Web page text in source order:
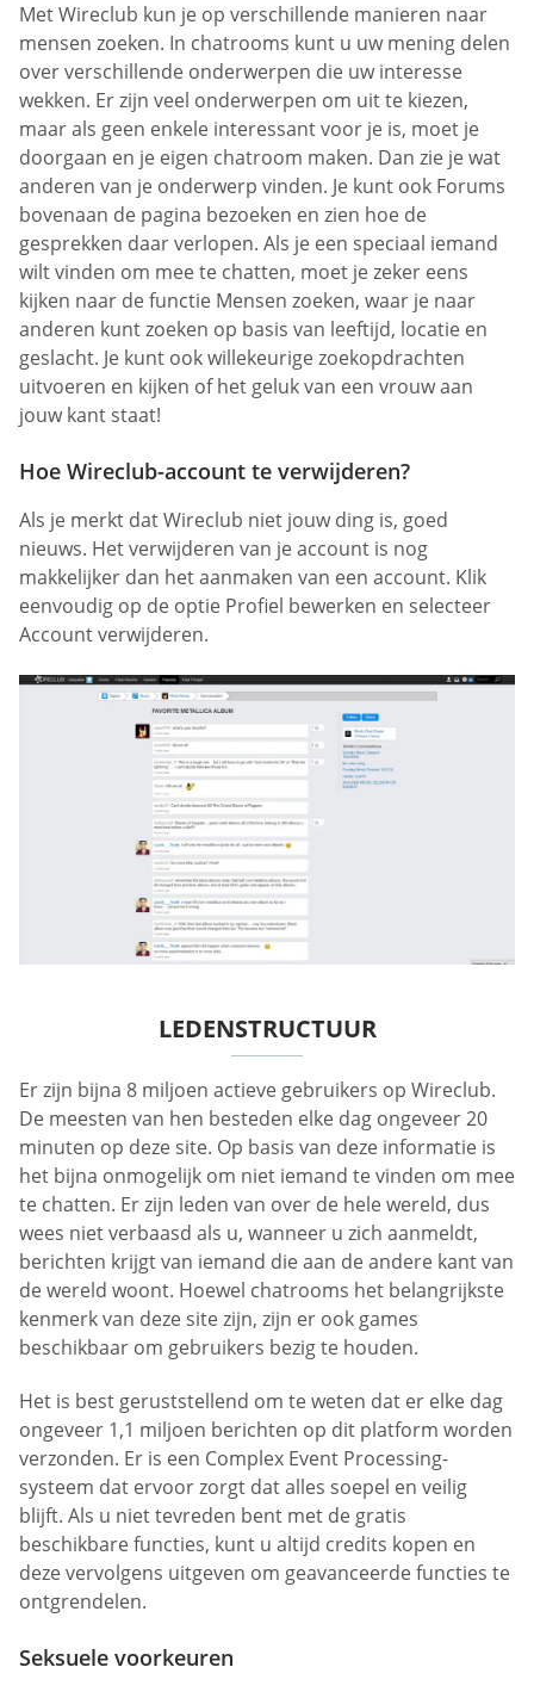
Met Wireclub kun je op verschillende manieren naar
mensen zoeken. In chatrooms kunt u uw mening delen
over verschillende onderwerpen die uw interesse
wekken. Er zijn veel onderwerpen om uit te kiezen,
maar als geen enkele interessant voor je is, moet je
doorgaan en je eigen chatroom maken. Dan zie je wat
anderen van je onderwerp vinden. Je kunt ook Forums
bovenaan de pagina bezoeken en zien hoe de
gesprekken daar verlopen. Als je een speciaal iemand
wilt vinden om mee te chatten, moet je zeker eens
kijken naar de functie Mensen zoeken, waar je naar
anderen kunt zoeken op basis van leeftijd, locatie en
geslacht. Je kunt ook willekeurige zoekopdrachten
uitvoeren en kijken of het geluk van een vrouw aan
jouw kant staat!
Hoe Wireclub-account te verwijderen?
Als je merkt dat Wireclub niet jouw ding is, goed
nieuws. Het verwijderen van je account is nog
makkelijker dan het aanmaken van een account. Klik
eenvoudig op de optie Profiel bewerken en selecteer
Account verwijderen.
LEDENSTRUCTUUR
Er zijn bijna 8 miljoen actieve gebruikers op Wireclub.
De meesten van hen besteden elke dag ongeveer 20
minuten op deze site. Op basis van deze informatie is
het bijna onmogelijk om niet iemand te vinden om mee
te chatten. Er zijn leden van over de hele wereld, dus
wees niet verbaasd als u, wanneer u zich aanmeldt,
berichten krijgt van iemand die aan de andere kant van
de wereld woont. Hoewel chatrooms het belangrijkste
kenmerk van deze site zijn, zijn er ook games
beschikbaar om gebruikers bezig te houden.
Het is best geruststellend om te weten dat er elke dag
ongeveer 1,1 miljoen berichten op dit platform worden
verzonden. Er is een Complex Event Processing-
systeem dat ervoor zorgt dat alles soepel en veilig
blijft. Als u niet tevreden bent met de gratis
beschikbare functies, kunt u altijd credits kopen en
deze vervolgens uitgeven om geavanceerde functies te
ontgrendelen.
Seksuele voorkeuren